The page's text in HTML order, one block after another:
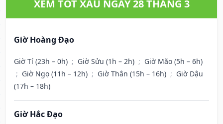
XEM TỐT XẤU NGÀY 28 THÁNG 3
Giờ Hoàng Đạo
Giờ Tí (23h – 0h) ; Giờ Sửu (1h – 2h) ; Giờ Mão (5h – 6h)
; Giờ Ngọ (11h – 12h) ; Giờ Thân (15h – 16h) ; Giờ Dậu
(17h – 18h)
Giờ Hắc Đạo